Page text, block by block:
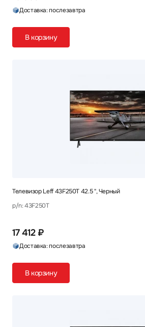
Доставка: послезавтра
В корзину
Телевизор Leff 43F250T 42.5 ", Черный
p/n: 43F250T
17 412 ₽
Доставка: послезавтра
В корзину